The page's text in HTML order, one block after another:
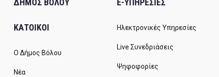
ΔΗΜΟΣ ΒΟΛΟΥ
ΚΑΤΟΙΚΟΙ
Ο Δήμος Βόλου
Νέα
E-ΥΠΗΡΕΣΙΕΣ
Ηλεκτρονικές Υπηρεσίες
Live Συνεδριάσεις
Ψηφοφορίες